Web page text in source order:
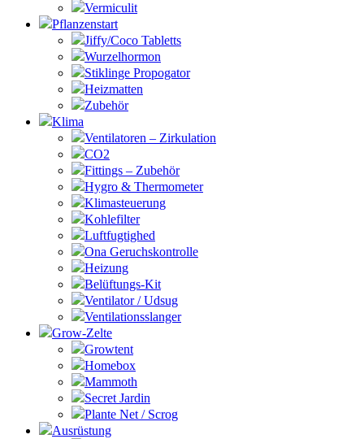
Vermiculit
Pflanzenstart
Jiffy/Coco Tabletts
Wurzelhormon
Stiklinge Propogator
Heizmatten
Zubehör
Klima
Ventilatoren – Zirkulation
CO2
Fittings – Zubehör
Hygro & Thermometer
Klimasteuerung
Kohlefilter
Luftfugtighed
Ona Geruchskontrolle
Heizung
Belüftungs-Kit
Ventilator / Udsug
Ventilationsslanger
Grow-Zelte
Growtent
Homebox
Mammoth
Secret Jardin
Plante Net / Scrog
Ausrüstung